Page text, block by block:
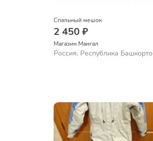
Спальный мешок
2 450 ₽
Магазин Мангал
Россия, Республика